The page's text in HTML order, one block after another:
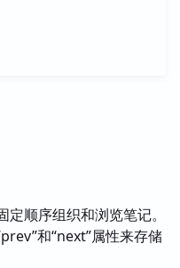
顺序组织和浏览笔记。
和“next”属性来存储